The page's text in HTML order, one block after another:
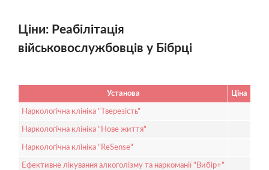
Ціни: Реабілітація
військовослужбовців у Бібрці
Установа Ціна
Наркологічна клініка "Тверезість"
Наркологічна клініка "Нове життя"
Наркологічна клініка "ReSense"
Ефективне лікування алкоголізму та наркоманії "Вибір+"